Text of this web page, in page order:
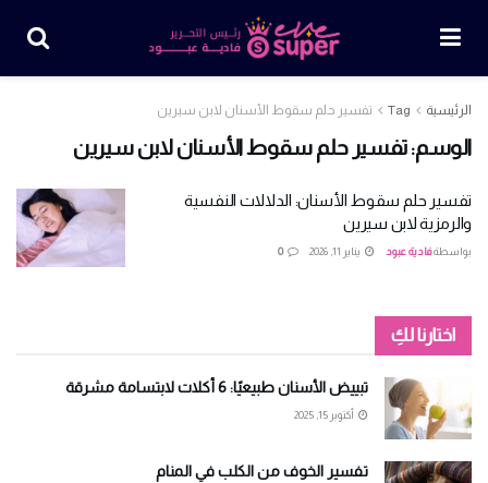
الرئيسية Tag تفسير حلم سقوط الأسنان لابن سيرين
الوسم:تفسير حلم سقوط الأسنان لابن سيرين
تفسير حلم سقوط الأسنان: الدلالات النفسية
والرمزية لابن سيرين
بواسطةفادية عبود يناير 11, 2026 0
اختارنا لكِ
تبييض الأسنان طبيعيًا: 6 أكلات لابتسامة مشرقة
أكتوبر 15, 2025
تفسير الخوف من الكلب في المنام